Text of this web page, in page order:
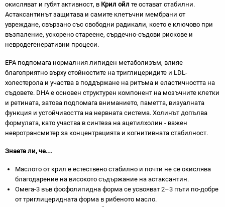
окисляват и губят активност, в Крил ойл те остават стабилни.
Астаксантинът защитава и самите клетъчни мембрани от
увреждане, свързано със свободни радикали, което е ключово при
възпаление, ускорено стареене, сърдечно-съдови рискове и
невродегенеративни процеси.
EPA подпомага нормалния липиден метаболизъм, влияе
благоприятно върху стойностите на триглицеридите и LDL-
холестерола и участва в поддържане на ритъма и еластичността на
съдовете. DHA е основен структурен компонент на мозъчните клетки
и ретината, затова подпомага вниманието, паметта, визуалната
функция и устойчивостта на нервната система. Холинът допълва
формулата, като участва в синтеза на ацетилхолин - важен
невротрансмитер за концентрацията и когнитивната стабилност.
Знаете ли, че…
Маслото от крил е естествено стабилно и почти не се окислява
благодарение на високото съдържание на астаксантин.
Омега-3 във фосфолипидна форма се усвояват 2–3 пъти по-добре
от триглицеридната форма в рибеното масло.